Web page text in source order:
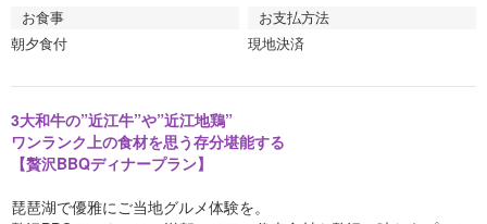
o
u
お食事
朝夕食付
お支払方法
現地決済
3大和牛の”近江牛”や”近江地鶏”
ワンランク上の食材を思う存分堪能する
【贅沢BBQディナープラン】
琵琶湖で優雅にご当地グルメ体験を。